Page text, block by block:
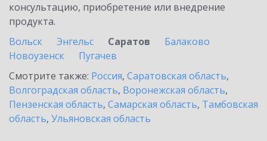
консультацию, приобретение или внедрение
продукта.
Вольск
Энгельс Саратов
Балаково
Новоузенск
Пугачев
Смотрите также: Россия, Саратовская область,
Волгоградская область, Воронежская область,
Пензенская область, Самарская область, Тамбовская
область, Ульяновская область